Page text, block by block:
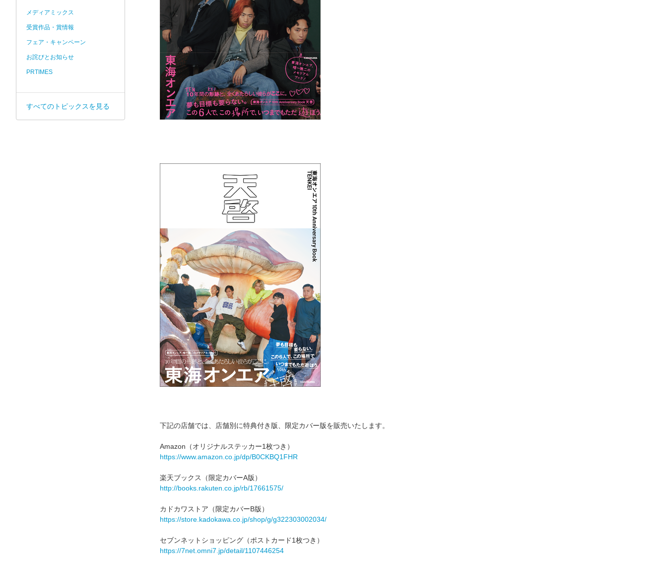
下記の店舗では、店舗別に特典付き版、限定カバー版を販売いたします。
Amazon（オリジナルステッカー1枚つき）
https://www.amazon.co.jp/dp/B0CKBQ1FHR
楽天ブックス（限定カバーA版）
http://books.rakuten.co.jp/rb/17661575/
カドカワストア（限定カバーB版）
https://store.kadokawa.co.jp/shop/g/g322303002034/
セブンネットショッピング（ポストカード1枚つき）
https://7net.omni7.jp/detail/1107446254
メディアミックス
受賞作品・賞情報
フェア・キャンペーン
お詫びとお知らせ
PRTIMES
すべてのトピックスを見る